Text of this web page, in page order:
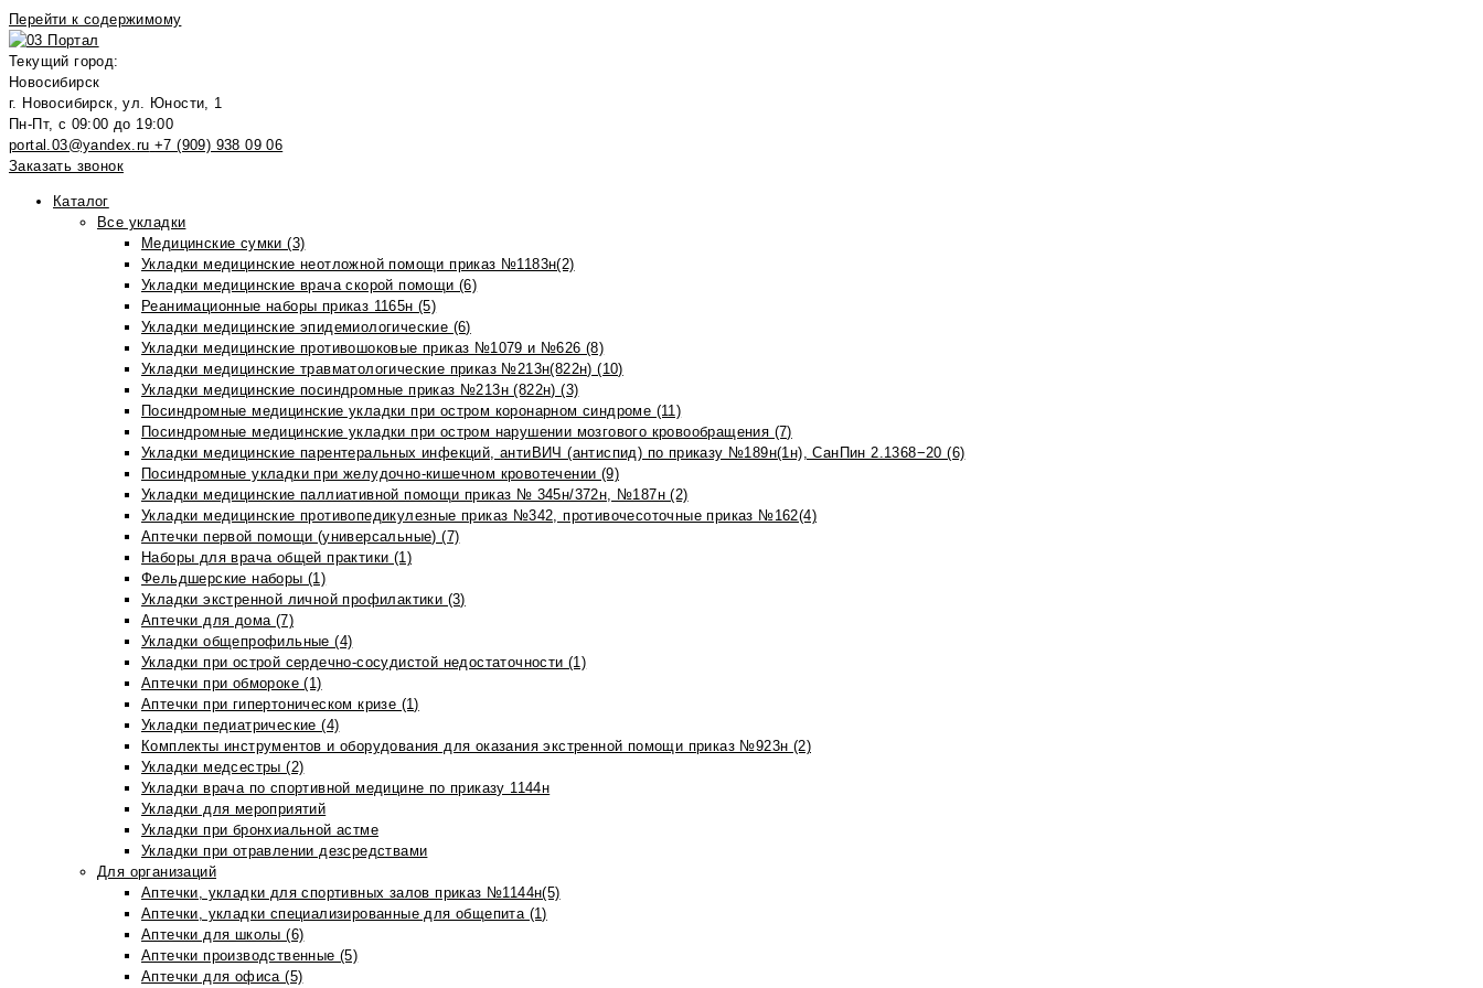
Перейти к содержимому
Текущий город:
Новосибирск
г. Новосибирск, ул. Юности, 1
Пн-Пт, с 09:00 до 19:00
portal.03@yandex.ru +7 (909) 938 09 06
Заказать звонок
Каталог
Все укладки
Медицинские сумки (3)
Укладки медицинские неотложной помощи приказ №1183н(2)
Укладки медицинские врача скорой помощи (6)
Реанимационные наборы приказ 1165н (5)
Укладки медицинские эпидемиологические (6)
Укладки медицинские противошоковые приказ №1079 и №626 (8)
Укладки медицинские травматологические приказ №213н(822н) (10)
Укладки медицинские посиндромные приказ №213н (822н) (3)
Посиндромные медицинские укладки при остром коронарном синдроме (11)
Посиндромные медицинские укладки при остром нарушении мозгового кровообращения (7)
Укладки медицинские парентеральных инфекций, антиВИЧ (антиспид) по приказу №189н(1н), СанПин 2.1368−20 (6)
Посиндромные укладки при желудочно-кишечном кровотечении (9)
Укладки медицинские паллиативной помощи приказ № 345н/372н, №187н (2)
Укладки медицинские противопедикулезные приказ №342, противочесоточные приказ №162(4)
Аптечки первой помощи (универсальные) (7)
Наборы для врача общей практики (1)
Фельдшерские наборы (1)
Укладки экстренной личной профилактики (3)
Аптечки для дома (7)
Укладки общепрофильные (4)
Укладки при острой сердечно-сосудистой недостаточности (1)
Аптечки при обмороке (1)
Аптечки при гипертоническом кризе (1)
Укладки педиатрические (4)
Комплекты инструментов и оборудования для оказания экстренной помощи приказ №923н (2)
Укладки медсестры (2)
Укладки врача по спортивной медицине по приказу 1144н
Укладки для мероприятий
Укладки при бронхиальной астме
Укладки при отравлении дезсредствами
Для организаций
Аптечки, укладки для спортивных залов приказ №1144н(5)
Аптечки, укладки специализированные для общепита (1)
Аптечки для школы (6)
Аптечки производственные (5)
Аптечки для офиса (5)